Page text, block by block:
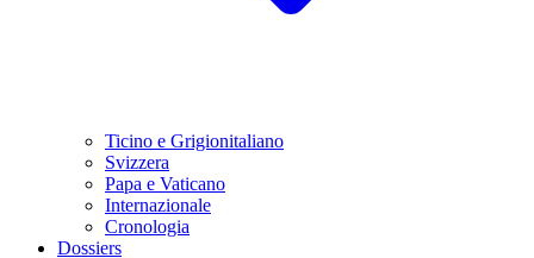
Ticino e Grigionitaliano
Svizzera
Papa e Vaticano
Internazionale
Cronologia
Dossiers